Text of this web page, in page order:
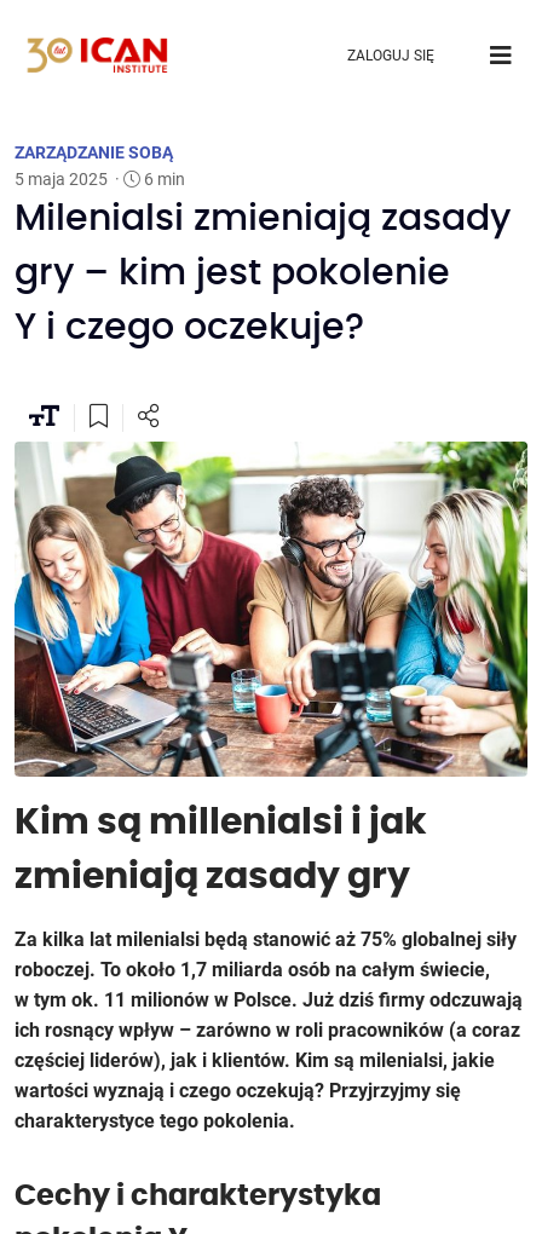
ZALOGUJ SIĘ
ZARZĄDZANIE SOBĄ
5 maja 2025 · 6 min
Milenialsi zmieniają zasady
gry – kim jest pokolenie
Y i czego oczekuje?
Kim są millenialsi i jak
zmieniają zasady gry
Za kilka lat milenialsi będą stanowić aż 75% globalnej siły
roboczej. To około 1,7 miliarda osób na całym świecie,
w tym ok. 11 milionów w Polsce. Już dziś firmy odczuwają
ich rosnący wpływ – zarówno w roli pracowników (a coraz
częściej liderów), jak i klientów. Kim są milenialsi, jakie
wartości wyznają i czego oczekują? Przyjrzyjmy się
charakterystyce tego pokolenia.
Cechy i charakterystyka